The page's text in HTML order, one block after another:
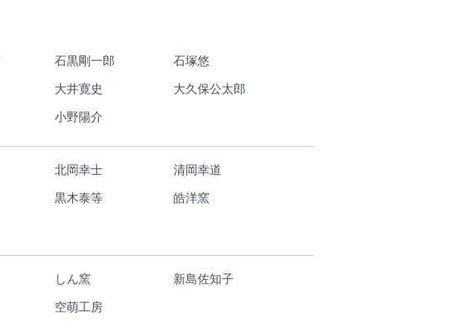
石黒剛一郎
石塚悠
大井寛史
大久保公太郎
小野陽介
北岡幸士
清岡幸道
黒木泰等
皓洋窯
しん窯
新島佐知子
空萌工房